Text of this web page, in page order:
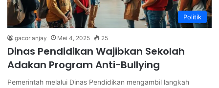
Politik
gacor anjay Mei 4, 2025 25
Dinas Pendidikan Wajibkan Sekolah
Adakan Program Anti-Bullying
Pemerintah melalui Dinas Pendidikan mengambil langkah